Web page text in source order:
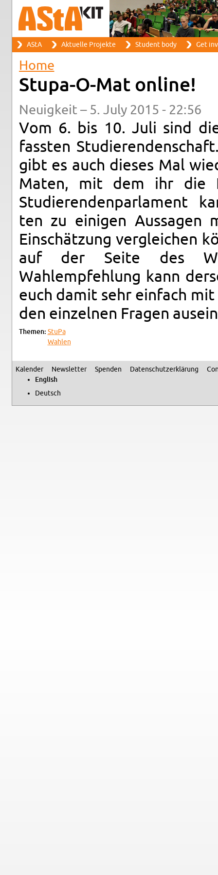
Search form
Search
Main menu
AStA Ak­tuelle Pro­jekte Stu­dent body Get
You are here
Home
Stupa-O-Mat on­line!
Neuigkeit – 5. July 2015 - 22:56
Vom 6. bis 10. Juli sind
fassten
gibt es auch dieses Mal
Maten, mit dem ihr die
Studieren­den­par­la­ment
ten zu eini­gen Aus­sagen
Ein­schätzung ver­gle­ichen
auf der Seite des
Wahlempfehlung kann
euch damit sehr ein­fach
den einzel­nen Fra­gen
The­men: StuPa
Wahlen
Sec­ondary menu
Kalen­der Newslet­ter Spenden Daten­schutzerklärung
Eng­lish
Deutsch